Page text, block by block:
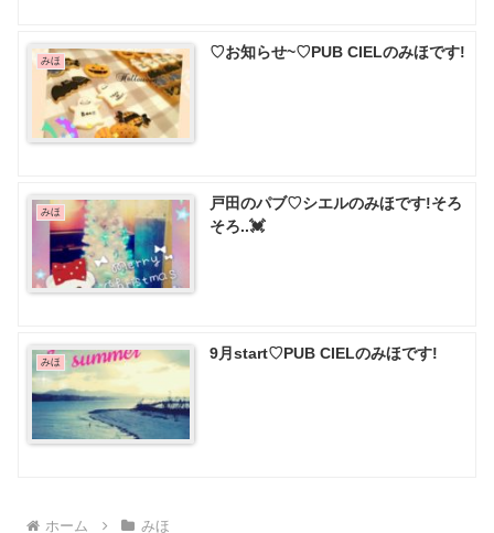
みほ ♡お知らせ~♡PUB CIELのみほです!
みほ
戸田のパブ♡ シエルのみほです!そろ
そろ..💓
みほ 9月start♡PUB CIELのみほです!
ホーム みほ